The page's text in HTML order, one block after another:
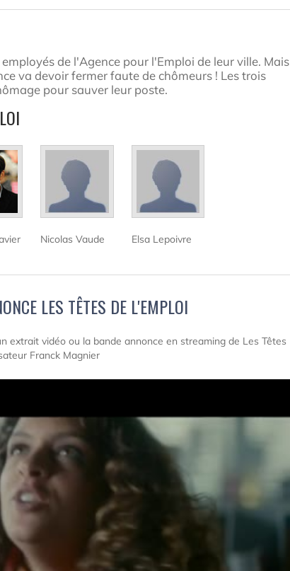
de l'Agence pour l'Emploi de leur ville. Mais
va devoir fermer faute de chômeurs ! Les trois
pour sauver leur poste.
Nicolas Vaude Elsa Lepoivre
LES TÊTES DE L'EMPLOI
extrait vidéo ou la bande annonce en streaming de Les Têtes
Franck Magnier